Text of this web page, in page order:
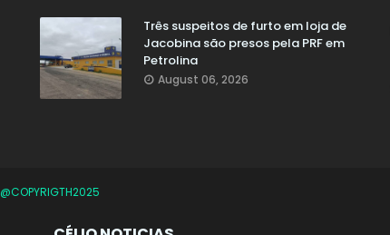
Três suspeitos de furto em loja de
Jacobina são presos pela PRF em
Petrolina
August 06, 2026
@COPYRIGTH2025